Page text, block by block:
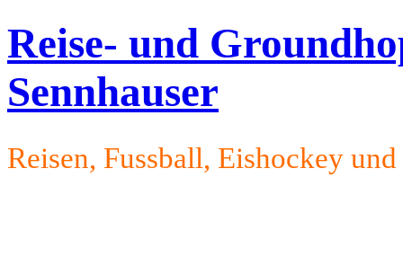
Reise- und
Sennhauser
Reisen, Fussball, Eishockey